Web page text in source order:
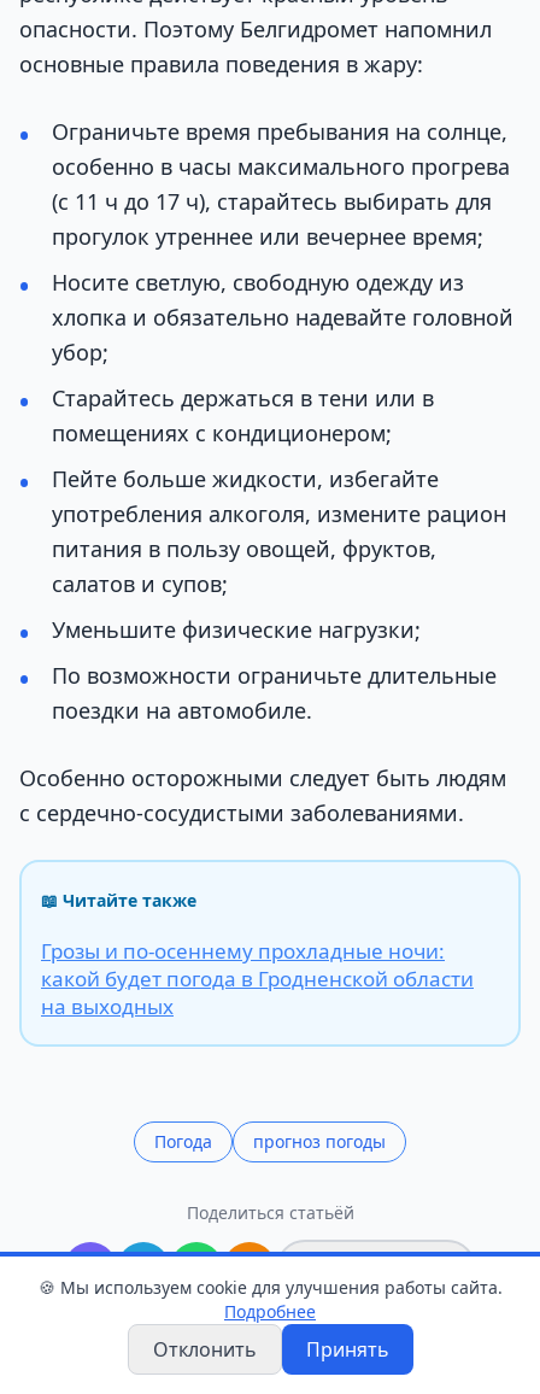
опасности. Поэтому Белгидромет напомнил
основные правила поведения в жару:
Ограничьте время пребывания на солнце,
особенно в часы максимального прогрева
(с 11 ч до 17 ч), старайтесь выбирать для
прогулок утреннее или вечернее время;
Носите светлую, свободную одежду из
хлопка и обязательно надевайте головной
убор;
Старайтесь держаться в тени или в
помещениях с кондиционером;
Пейте больше жидкости, избегайте
употребления алкоголя, измените рацион
питания в пользу овощей, фруктов,
салатов и супов;
Уменьшите физические нагрузки;
По возможности ограничьте длительные
поездки на автомобиле.
Особенно осторожными следует быть людям
с сердечно-сосудистыми заболеваниями.
📖 Читайте также
Грозы и по-осеннему прохладные ночи:
какой будет погода в Гродненской области
на выходных
Погода прогноз погоды
Поделиться статьёй
Следите в Telegram
🍪 Мы используем cookie для улучшения работы сайта.
Подробнее
Отклонить Принять